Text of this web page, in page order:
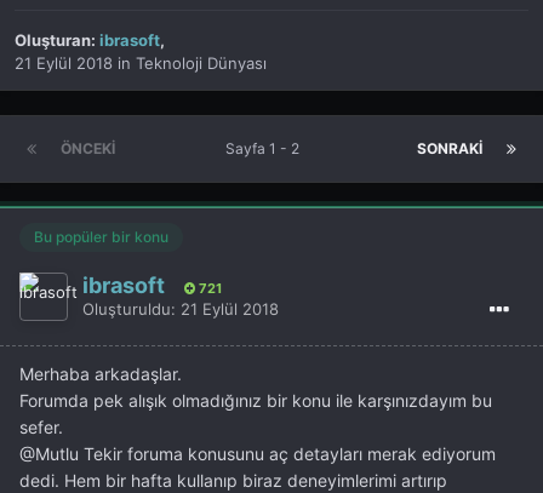
Oluşturan: ibrasoft,
21 Eylül 2018 in Teknoloji Dünyası
ÖNCEKI SONRAKI
Sayfa 1 - 2
Bu popüler bir konu
ibrasoft 721
Oluşturuldu: 21 Eylül 2018
Merhaba arkadaşlar.
Forumda pek alışık olmadığınız bir konu ile karşınızdayım bu
sefer.
@Mutlu Tekir foruma konusunu aç detayları merak ediyorum
dedi. Hem bir hafta kullanıp biraz deneyimlerimi artırıp